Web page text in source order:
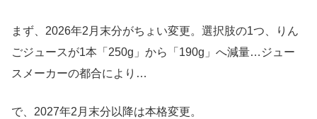
まず、2026年2月末分がちょい変更。選択肢の1つ、りん
ごジュースが1本「250g」から「190g」へ減量…ジュー
スメーカーの都合により…
で、2027年2月末分以降は本格変更。